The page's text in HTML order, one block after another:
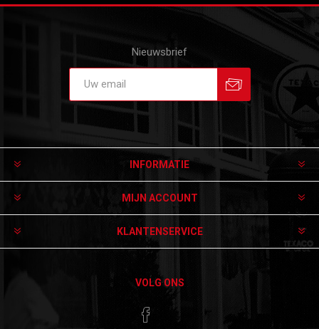
Nieuwsbrief
INFORMATIE
MIJN ACCOUNT
KLANTENSERVICE
VOLG ONS